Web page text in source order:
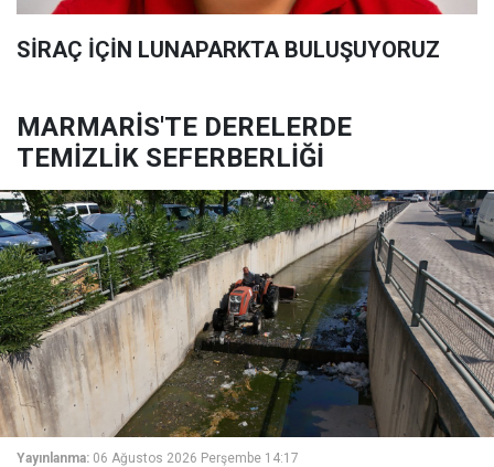
SİRAÇ İÇİN LUNAPARKTA BULUŞUYORUZ
MARMARİS'TE DERELERDE
TEMİZLİK SEFERBERLİĞİ
Yayınlanma: 06 Ağustos 2026 Perşembe 14:17